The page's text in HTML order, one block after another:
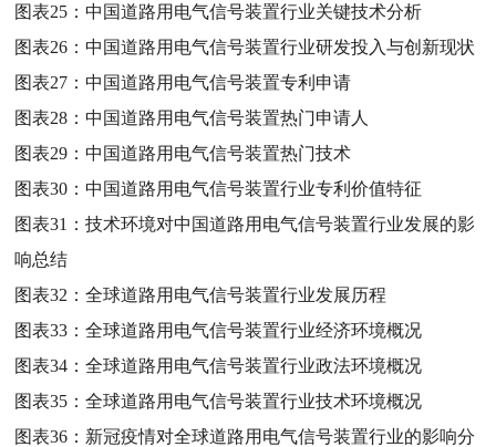
图表25：中国道路用电气信号装置行业关键技术分析
图表26：中国道路用电气信号装置行业研发投入与创新现状
图表27：中国道路用电气信号装置专利申请
图表28：中国道路用电气信号装置热门申请人
图表29：中国道路用电气信号装置热门技术
图表30：中国道路用电气信号装置行业专利价值特征
图表31：技术环境对中国道路用电气信号装置行业发展的影
响总结
图表32：全球道路用电气信号装置行业发展历程
图表33：全球道路用电气信号装置行业经济环境概况
图表34：全球道路用电气信号装置行业政法环境概况
图表35：全球道路用电气信号装置行业技术环境概况
图表36： 新冠疫情对全球道路用电气信号装置行业的影响分